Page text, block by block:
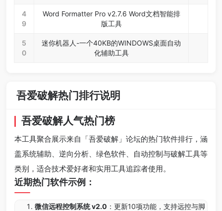
4
9
Word Formatter Pro v2.7.6 Word文档智能排
版工具
5
0
迷你机器人-一个40KB的WINDOWS桌面自动
化辅助工具
吾爱破解热门排行说明
吾爱破解人气热门榜
本工具聚合展示来自「吾爱破解」论坛的热门软件排行，涵
盖系统辅助、逆向分析、绿色软件、自动控制与破解工具等
类别，适合技术爱好者和实用工具追踪者使用。
近期热门软件示例：
微信远程控制系统 v2.0 ：更新10项功能，支持远控与脚